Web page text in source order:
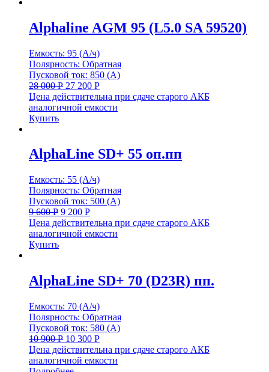
Alphaline AGM 95 (L5.0 SA 59520)
Емкость: 95 (А/ч)
Полярность: Обратная
Пусковой ток: 850 (А)
28 000Р 27 200 Р
Цена действительна при сдаче старого АКБ
аналогичной емкости
Купить
AlphaLine SD+ 55 оп.пп
Емкость: 55 (А/ч)
Полярность: Обратная
Пусковой ток: 500 (А)
9 600Р 9 200 Р
Цена действительна при сдаче старого АКБ
аналогичной емкости
Купить
AlphaLine SD+ 70 (D23R) пп.
Емкость: 70 (А/ч)
Полярность: Обратная
Пусковой ток: 580 (А)
10 900Р 10 300 Р
Цена действительна при сдаче старого АКБ
аналогичной емкости